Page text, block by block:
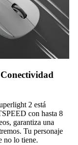
2 está
con hasta 8
garantiza una
Tu personaje
no lo tiene.